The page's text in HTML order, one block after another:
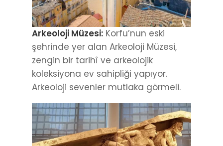
Arkeoloji Müzesi: Korfu’nun eski
şehrinde yer alan Arkeoloji Müzesi,
zengin bir tarihî ve arkeolojik
koleksiyona ev sahipliği yapıyor.
Arkeoloji sevenler mutlaka görmeli.